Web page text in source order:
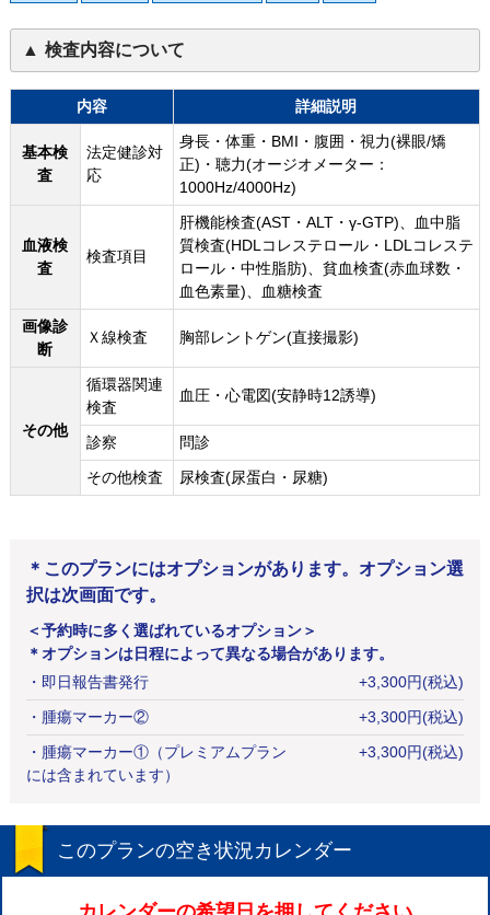
検査内容について
内容 詳細説明
基本検
査
法定健診対
応
身長・体重・BMI・腹囲・視力(裸眼/矯
正)・聴力(オージオメーター：
1000Hz/4000Hz)
血液検
査
検査項目
肝機能検査(AST・ALT・γ-GTP)、血中脂
質検査(HDLコレステロール・LDLコレステ
ロール・中性脂肪)、貧血検査(赤血球数・
血色素量)、血糖検査
画像診
断
Ｘ線検査 胸部レントゲン(直接撮影)
その他
循環器関連
検査
血圧・心電図(安静時12誘導)
診察
問診
その他検査
尿検査(尿蛋白・尿糖)
＊このプランにはオプションがあります。オプション選
択は次画面です。
＜予約時に多く選ばれているオプション＞
＊オプションは日程によって異なる場合があります。
・ 即日報告書発行 +3,300円(税込)
・ 腫瘍マーカー② +3,300円(税込)
・ 腫瘍マーカー①（プレミアムプラン
には含まれています）
+3,300円(税込)
このプランの空き状況カレンダー